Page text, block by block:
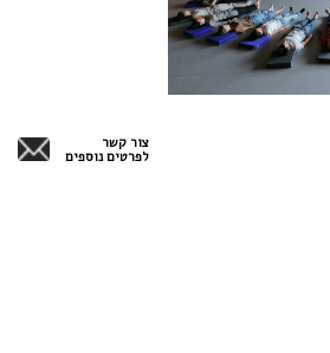
צור קשר
לפרטים נוספים